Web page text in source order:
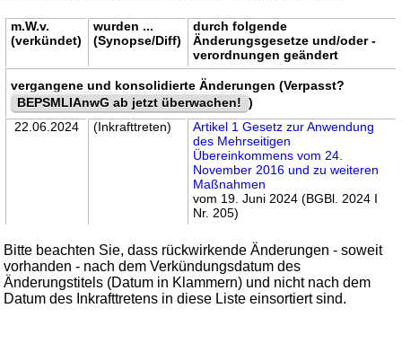
m.W.v.
(verkündet)
wurden ...
(Synopse/Diff)
durch folgende
Änderungsgesetze und/oder -
verordnungen geändert
vergangene und konsolidierte Änderungen (Verpasst?
BEPSMLIAnwG ab jetzt überwachen! )
22.06.2024
(Inkrafttreten)
Artikel 1 Gesetz zur Anwendung
des Mehrseitigen
Übereinkommens vom 24.
November 2016 und zu weiteren
Maßnahmen
vom 19. Juni 2024 (BGBl. 2024 I
Nr. 205)
Bitte beachten Sie, dass rückwirkende Änderungen - soweit
vorhanden - nach dem Verkündungsdatum des
Änderungstitels (Datum in Klammern) und nicht nach dem
Datum des Inkrafttretens in diese Liste einsortiert sind.